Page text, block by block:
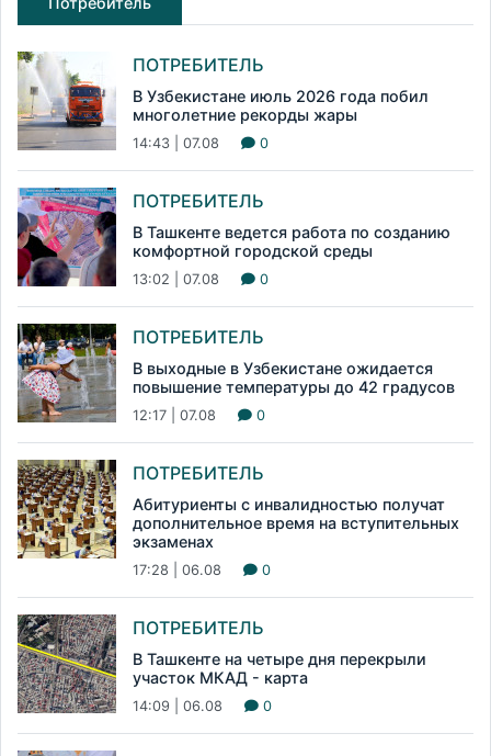
ПОТРЕБИТЕЛЬ
В Узбекистане июль 2026 года побил
многолетние рекорды жары
14:43 | 07.08 0
ПОТРЕБИТЕЛЬ
В Ташкенте ведется работа по созданию
комфортной городской среды
13:02 | 07.08 0
ПОТРЕБИТЕЛЬ
В выходные в Узбекистане ожидается
повышение температуры до 42 градусов
12:17 | 07.08 0
ПОТРЕБИТЕЛЬ
Абитуриенты с инвалидностью получат
дополнительное время на вступительных
экзаменах
17:28 | 06.08 0
ПОТРЕБИТЕЛЬ
В Ташкенте на четыре дня перекрыли
участок МКАД - карта
14:09 | 06.08 0